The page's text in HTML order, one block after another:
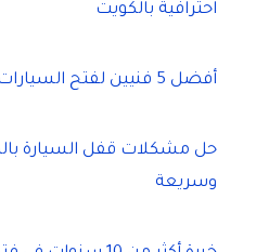
احترافية بالكويت
أفضل 5 فنيين لفتح السيارات في الكويت.
حل مشكلات قفل السيارة
وسريعة